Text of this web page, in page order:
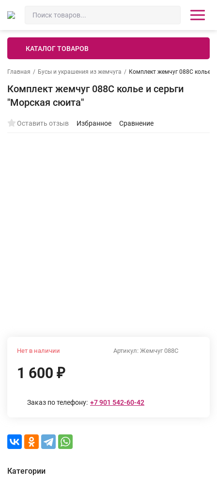
КАТАЛОГ ТОВАРОВ
Главная / Бусы и украшения из жемчуга / Комплект жемчуг 088С колье
Комплект жемчуг 088С колье и серьги
"Морская сюита"
Оставить отзыв Избранное Сравнение
Артикул: Жемчуг 088С
Нет в наличии
1 600 ₽
Заказ по телефону: +7 901 542-60-42
Категории